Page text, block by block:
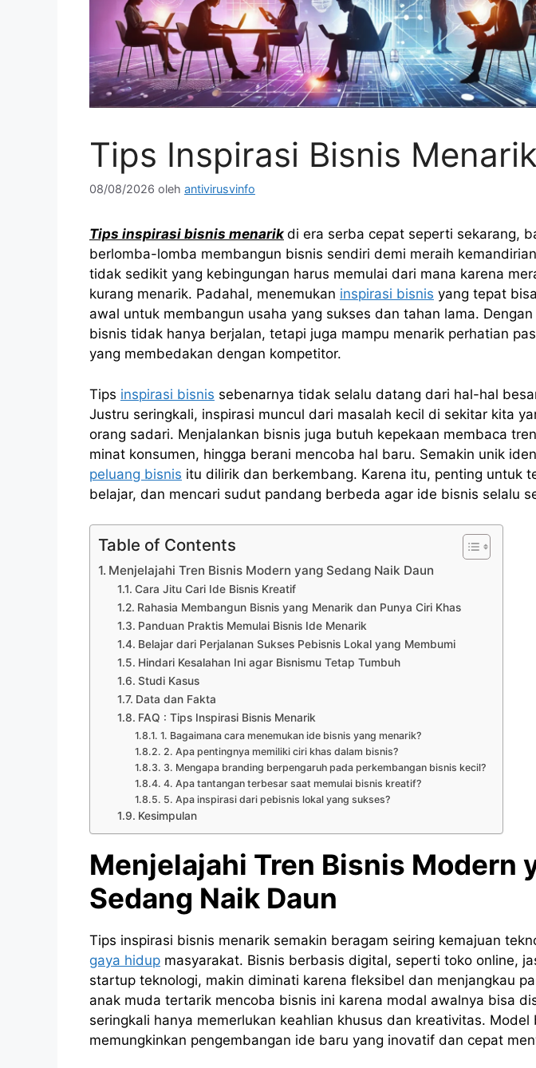
Tips Inspirasi Bisnis Menarik
08/08/2026 oleh antivirusvinfo
Tips inspirasi bisnis menarik di era serba cepat seperti sekarang,
berlomba-lomba membangun bisnis sendiri demi meraih
tidak sedikit yang kebingungan harus memulai dari mana karena
kurang menarik. Padahal, menemukan inspirasi bisnis yang tepat
awal untuk membangun usaha yang sukses dan tahan lama.
bisnis tidak hanya berjalan, tetapi juga mampu menarik perhatian
yang membedakan dengan kompetitor.
Tips inspirasi bisnis sebenarnya tidak selalu datang dari hal-hal
Justru seringkali, inspirasi muncul dari masalah kecil di sekitar kita
orang sadari. Menjalankan bisnis juga butuh kepekaan membaca
minat konsumen, hingga berani mencoba hal baru. Semakin unik
peluang bisnis itu dilirik dan berkembang. Karena itu, penting untuk
belajar, dan mencari sudut pandang berbeda agar ide bisnis selalu
Table of Contents
Menjelajahi Tren Bisnis Modern yang Sedang Naik Daun
Cara Jitu Cari Ide Bisnis Kreatif
Rahasia Membangun Bisnis yang Menarik dan Punya Ciri Khas
Panduan Praktis Memulai Bisnis Ide Menarik
Belajar dari Perjalanan Sukses Pebisnis Lokal yang Membumi
Hindari Kesalahan Ini agar Bisnismu Tetap Tumbuh
Studi Kasus
Data dan Fakta
FAQ : Tips Inspirasi Bisnis Menarik
1. Bagaimana cara menemukan ide bisnis yang menarik?
2. Apa pentingnya memiliki ciri khas dalam bisnis?
3. Mengapa branding berpengaruh pada perkembangan bisnis kecil?
4. Apa tantangan terbesar saat memulai bisnis kreatif?
5. Apa inspirasi dari pebisnis lokal yang sukses?
Kesimpulan
Menjelajahi Tren Bisnis Modern
Sedang Naik Daun
Tips inspirasi bisnis menarik semakin beragam seiring kemajuan
gaya hidup masyarakat. Bisnis berbasis digital, seperti toko online,
startup teknologi, makin diminati karena fleksibel dan menjangkau
anak muda tertarik mencoba bisnis ini karena modal awalnya bisa
seringkali hanya memerlukan keahlian khusus dan kreativitas. Model
memungkinkan pengembangan ide baru yang inovatif dan cepat